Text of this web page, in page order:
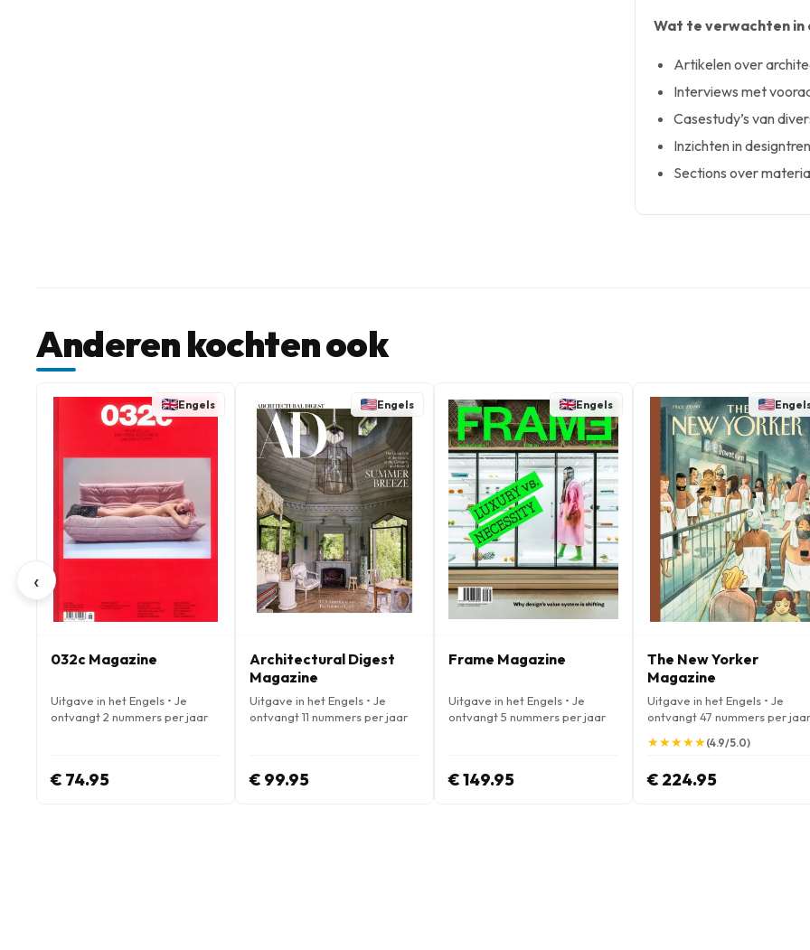
Wat te verwachten in
Artikelen over
Interviews met
Casestudy’s van
Inzichten in
Sections over
Anderen kochten ook
‹
Engels
032c Magazine
Uitgave in het Engels • Je
ontvangt 2 nummers per jaar
€ 74.95
Engels
Architectural Digest
Magazine
Uitgave in het Engels • Je
ontvangt 11 nummers per jaar
€ 99.95
Engels
Frame Magazine
Uitgave in het Engels • Je
ontvangt 5 nummers per jaar
€ 149.95
The New Yorker
Magazine
Uitgave in het Engels • Je
ontvangt 47 nummers per jaar
★
★★
★★
★★
★★
★(4.9/5.0)
€ 224.95